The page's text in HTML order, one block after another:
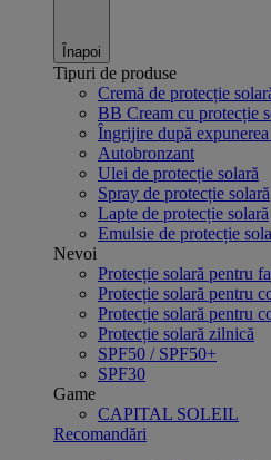
Înapoi
Tipuri de produse
Cremă de protecție
BB Cream cu protecție
Îngrijire după expunerea
Autobronzant
Ulei de protecție solară
Spray de protecție solară
Lapte de protecție solară
Emulsie de protecție
Nevoi
Protecție solară pentru
Protecție solară pentru
Protecție solară pentru
Protecție solară zilnică
SPF50 / SPF50+
SPF30
Game
CAPITAL SOLEIL
Recomandări